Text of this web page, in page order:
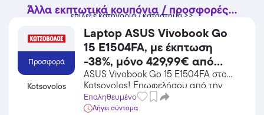
Άλλα εκπτωτικά κουπόνια / προσφορές...
επίλεξε κατηγορία / κατάστημα >>
Προσφορά
Kotsovolos
Laptop ASUS Vivobook Go
15 E1504FA, με έκπτωση
-38%, μόνο 429,99€ από
699€! Ισχύει για αγορές έως
09/08/2026.
ASUS Vivobook Go 15 E1504FA στο
Kotsovolos! Επωφελήσου από την
προσφορά σε Gadgets του Kotsovolos
και κέρδισε από τις εκπτώσεις!
Επαληθευμένο
Λήγει σύντομα